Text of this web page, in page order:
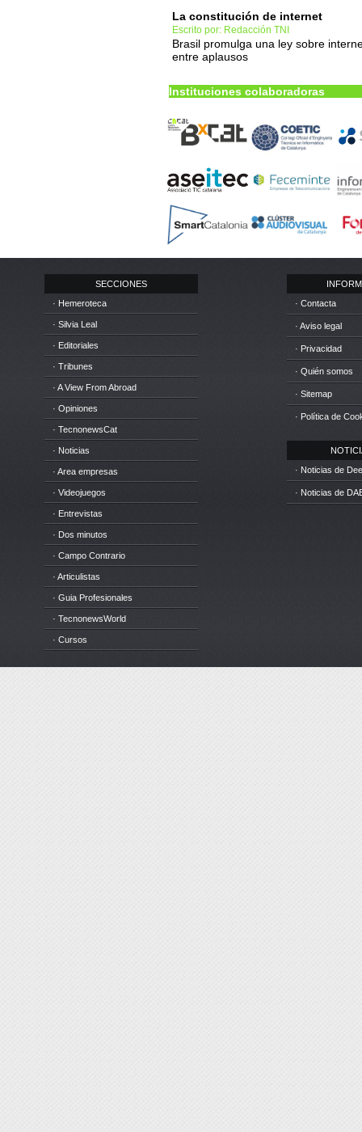
La constitución de internet
Escrito por: Redacción TNI
Brasil promulga una ley sobre
entre aplausos
Instituciones colaboradoras
SECCIONES
· Hemeroteca
· Silvia Leal
· Editoriales
· Tribunes
· A View From Abroad
· Opiniones
· TecnonewsCat
· Noticias
· Area empresas
· Videojuegos
· Entrevistas
· Dos minutos
· Campo Contrario
· Articulistas
· Guia Profesionales
· TecnonewsWorld
· Cursos
· Contacta
· Aviso legal
· Privacidad
· Quién somos
· Sitemap
· Política de
· Noticias de
· Noticias de